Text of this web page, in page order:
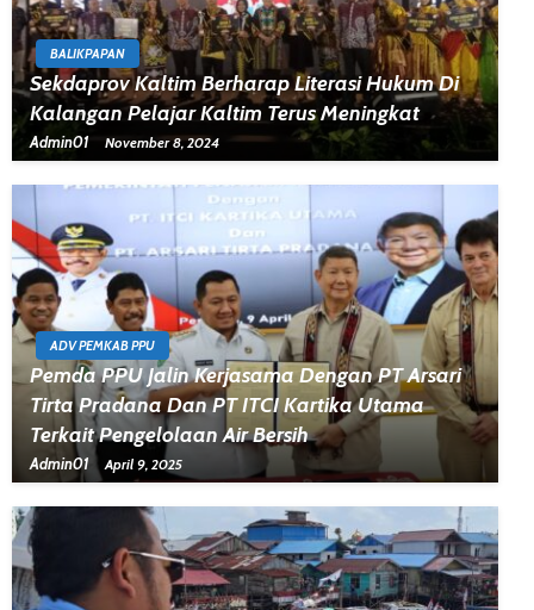
BALIKPAPAN
Sekdaprov Kaltim Berharap Literasi Hukum Di
Kalangan Pelajar Kaltim Terus Meningkat
Admin01 November 8, 2024
ADV PEMKAB PPU
Pemda PPU Jalin Kerjasama Dengan PT Arsari
Tirta Pradana Dan PT ITCI Kartika Utama
Terkait Pengelolaan Air Bersih
Admin01 April 9, 2025